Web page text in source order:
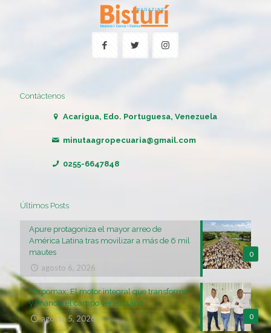
Contáctenos
Acarigua, Edo. Portuguesa, Venezuela
minutaagropecuaria@gmail.com
0255-6647848
Últimos Posts
0
Apure protagoniza el mayor arreo de
América Latina tras movilizar a más de 6 mil
mautes
agosto 6, 2026
0
Corpomax: El motor integral que transforma
y financia el campo venezolano
agosto 5, 2026